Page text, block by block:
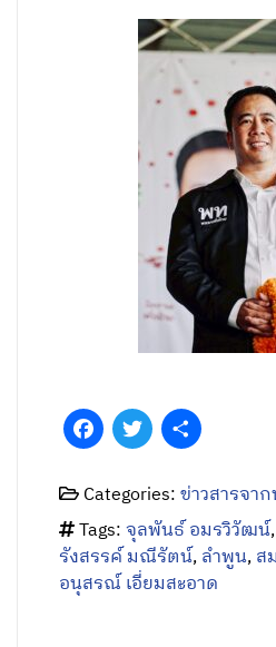
FacebookTwitter
Categories:ข่าวสารจา
Tags:จุลพันธ์ อมรวิวัฒน์
รังสรรค์ มณีรัตน์,ลำพูน,ส
อนุสรณ์ เอี่ยมสะอาด